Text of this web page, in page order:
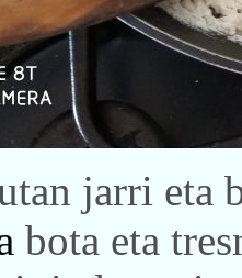
jarri eta
bota eta